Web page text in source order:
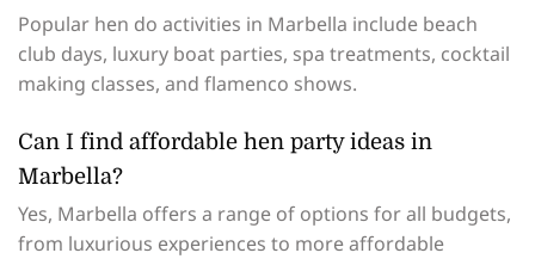
Popular hen do activities in Marbella include beach
club days, luxury boat parties, spa treatments, cocktail
making classes, and flamenco shows.
Can I find affordable hen party ideas in
Marbella?
Yes, Marbella offers a range of options for all budgets,
from luxurious experiences to more affordable